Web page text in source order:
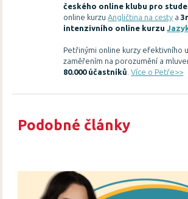
českého online klubu pro
online kurzu Angličtina na cesty a
intenzivního online kurzu
Petřinými online kurzy efektivního
zaměřením na porozumění a
80.000 účastníků .Více o Petře>>
Podobné články